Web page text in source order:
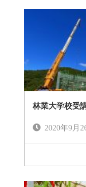
林業大学校受
2020年9月